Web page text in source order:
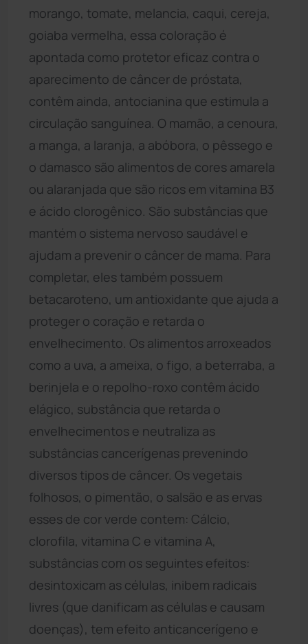
morango, tomate, melancia, caqui, cereja,
goiaba vermelha, essa coloração é
apontada como protetor eficaz contra o
aparecimento de câncer de próstata,
contêm ainda, antocianina que estimula a
circulação sanguínea. O mamão, a cenoura,
a manga, a laranja, a abóbora, o pêssego e
o damasco são alimentos de cores amarela
ou alaranjada que são ricos em vitamina B3
e ácido clorogênico. São substâncias que
mantém o sistema nervoso saudável e
ajudam a prevenir o câncer de mama. Para
completar, eles também possuem
betacaroteno, um antioxidante que ajuda a
proteger o coração e retarda o
envelhecimento. Os alimentos arroxeados
como a uva, a ameixa, o figo, a beterraba, a
berinjela e o repolho-roxo contêm ácido
elágico, substância que retarda o
envelhecimentos e neutraliza as
substâncias cancerígenas prevenindo
diversos tipos de câncer. Os vegetais
folhosos, o pimentão, o salsão e as ervas
esses de cor verde contem: Cálcio,
clorofila, vitamina C e vitamina A,
substâncias com os seguintes efeitos:
desintoxicam as células, inibem radicais
livres (que danificam as células e causam
doenças), tem efeito anticancerígeno e